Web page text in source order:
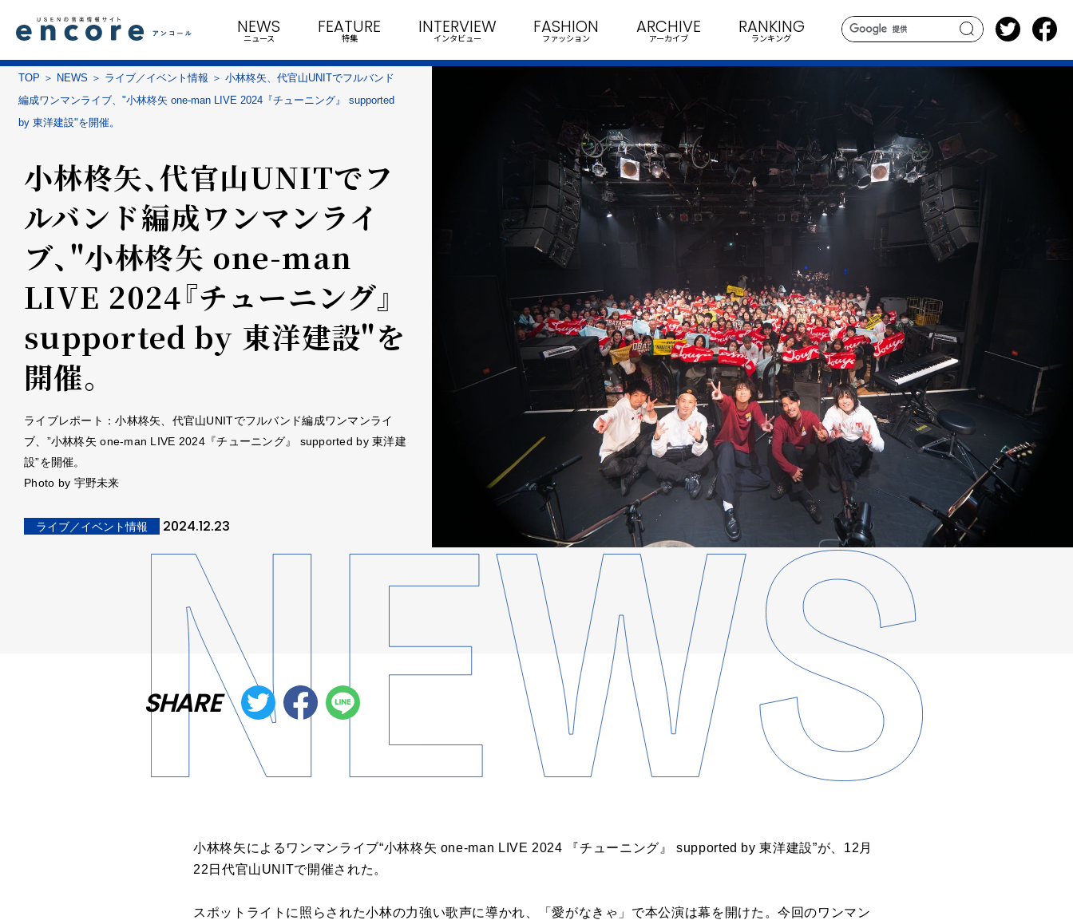
search
NEWS
ニュース
FEATURE
特集
INTERVIEW
インタビュー
FASHION
ファッション
ARCHIVE
アーカイブ
RANKING
ランキング
TOP NEWS ライブ／イベント情報
小林柊矢、代官山UNITでフルバンド
編成ワンマンライブ、"小林柊矢 one-man LIVE 2024『チューニング』 supported
by 東洋建設"を開催。
小林柊矢、代官山UNITでフ
ルバンド編成ワンマンライ
ブ、"小林柊矢 one-man
LIVE 2024『チューニング』
supported by 東洋建設"を
開催。
ライブレポート：小林柊矢、代官山UNITでフルバンド編成ワンマンライ
ブ、”小林柊矢 one-man LIVE 2024『チューニング』 supported by 東洋建
設”を開催。
Photo by 宇野未来
ライブ／イベント情報 2024.12.23
SHARE
小林柊矢によるワンマンライブ“小林柊矢 one-man LIVE 2024 『チューニング』 supported by 東洋建設”が、12月
22日代官山UNITで開催された。
スポットライトに照らされた小林の力強い歌声に導かれ、「愛がなきゃ」で本公演は幕を開けた。今回のワンマン